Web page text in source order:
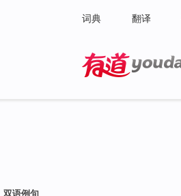
词典 翻译
双语例句